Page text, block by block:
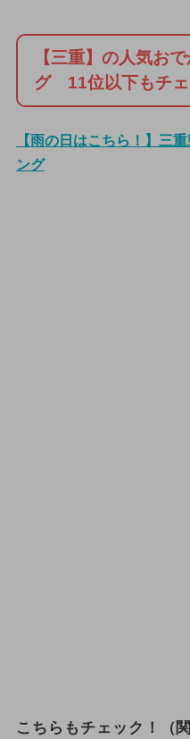
【三重】の人気お
グ 11位以下もチェ
【雨の日はこちら！】三
ング
こちらもチェック！（